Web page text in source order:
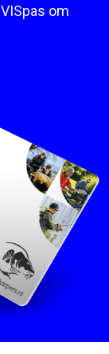
om